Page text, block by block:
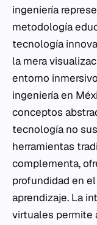
ingeniería
metodología
tecnología
la mera
entorno
ingeniería en
conceptos
tecnología no
herramientas
complementa,
profundidad en
aprendizaje. La
virtuales permite